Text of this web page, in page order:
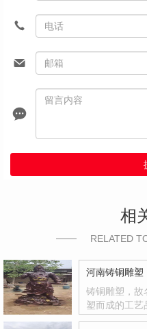
相
RELATED
河南铸铜雕塑
铸铜雕塑，故
塑而成的工艺